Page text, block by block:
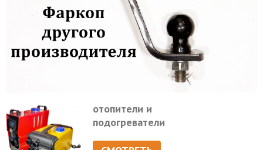
отопители и
подогреватели